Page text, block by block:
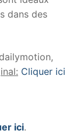
dans des
Cliquer ici
ici.